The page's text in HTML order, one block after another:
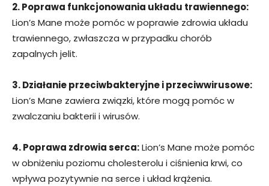
2. Poprawa funkcjonowania układu trawiennego:
Lion’s Mane może pomóc w poprawie zdrowia układu
trawiennego, zwłaszcza w przypadku chorób
zapalnych jelit.
3. Działanie przeciwbakteryjne i przeciwwirusowe:
Lion’s Mane zawiera związki, które mogą pomóc w
zwalczaniu bakterii i wirusów.
4. Poprawa zdrowia serca:Lion’s Mane może pomóc
w obniżeniu poziomu cholesterolu i ciśnienia krwi, co
wpływa pozytywnie na serce i układ krążenia.